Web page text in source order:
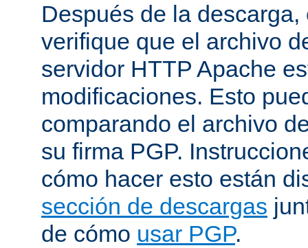
Después de la
verifique que el archivo
servidor HTTP Apache
modificaciones. Esto
comparando el archivo
su firma PGP.
cómo hacer esto están
sección de descargas
de cómo usar PGP.